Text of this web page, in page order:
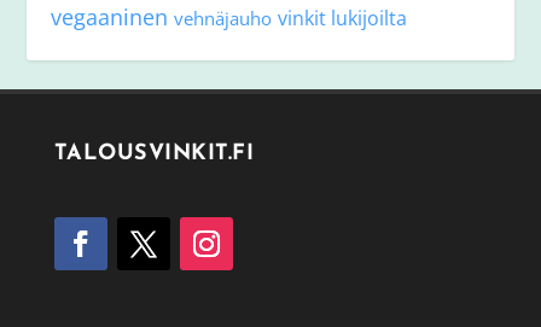
vegaaninen vehnäjauho vinkit lukijoilta
TALOUSVINKIT.FI